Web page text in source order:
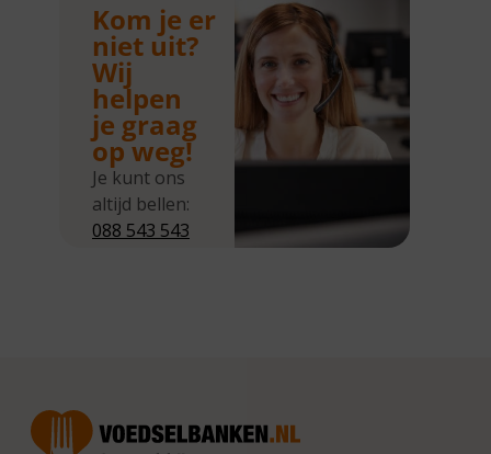
Kom je er
niet uit?
Wij
helpen
je graag
op weg!
Je kunt ons
altijd bellen:
088 543 543
van 10.00 –